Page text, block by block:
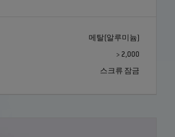
메탈(알루미늄)
> 2,000
스크류 잠금